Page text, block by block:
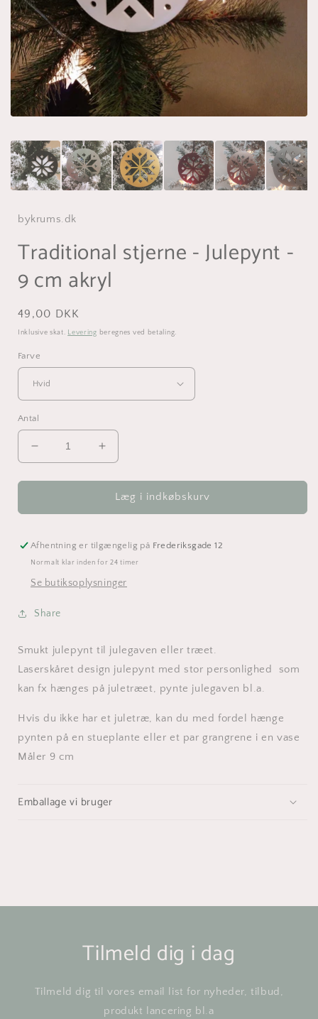
bykrums.dk
Traditional stjerne - Julepynt -
9 cm akryl
Normalpris
49,00 DKK
Inklusive skat. Levering beregnes ved betaling.
Farve
Antal
Reducer
antallet
for
stjerne
Julepynt
-
cm
Øg
antallet
for
Traditional
stjerne
Julepynt
cm
Læg i indkøbskurv
Afhentning er tilgængelig på Frederiksgade 12
Normalt klar inden for 24 timer
Se butiksoplysninger
Share
Smukt julepynt til julegaven eller træet.
Laserskåret design julepynt med stor personlighed som
kan fx hænges på juletræet, pynte julegaven bl.a.
Hvis du ikke har et juletræ, kan du med fordel hænge
pynten på en stueplante eller et par grangrene i en vase
Måler 9 cm
Emballage vi bruger
Tilmeld dig i dag
Tilmeld dig til vores email list for nyheder, tilbud,
produkt lancering bl.a